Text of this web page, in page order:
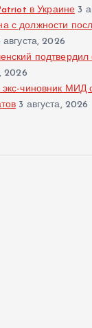
в Украине 3
с должности
августа, 2026
подтвердил
2026
экс-чиновник
3 августа, 2026